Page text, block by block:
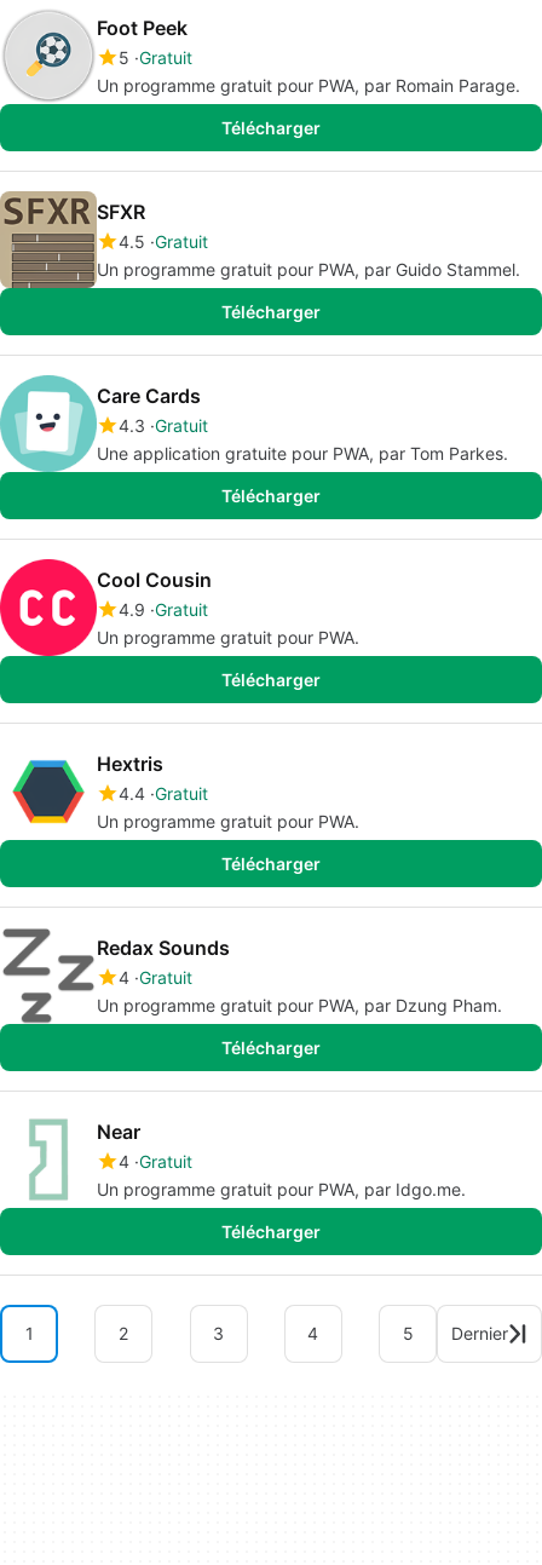
Foot Peek
5 Gratuit
Un programme gratuit pour PWA, par Romain Parage.
Télécharger
SFXR
4.5 Gratuit
Un programme gratuit pour PWA, par Guido Stammel.
Télécharger
Care Cards
4.3 Gratuit
Une application gratuite pour PWA, par Tom Parkes.
Télécharger
Cool Cousin
4.9 Gratuit
Un programme gratuit pour PWA.
Télécharger
Hextris
4.4 Gratuit
Un programme gratuit pour PWA.
Télécharger
Redax Sounds
4 Gratuit
Un programme gratuit pour PWA, par Dzung Pham.
Télécharger
Near
4 Gratuit
Un programme gratuit pour PWA, par Idgo.me.
Télécharger
1 2 3 4 5 Dernier